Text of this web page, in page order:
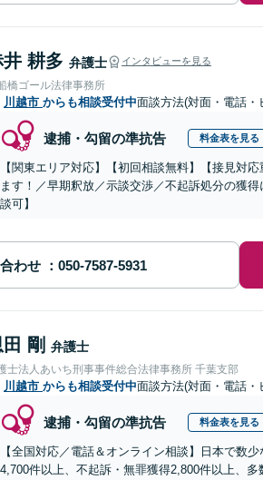
耕多 弁護士 インタビューを見る
橋ゴール法律事務所
川越市 からも相談受付中面談方法(対面・電話・
逮捕・勾留の準抗告 料金表を見る
【関東エリア対応】【初回相談無料】【接見対
ます！／早期釈放／示談交渉／不起訴処分の獲
談可】
わせ
田 剛 弁護士
士法人あいち刑事事件総合法律事務所 千葉支部
川越市 からも相談受付中面談方法(対面・電話・
逮捕・勾留の準抗告 料金表を見る
【全国対応／電話＆オンライン相談】日本で数
4,700件以上、不起訴・無罪獲得2,800件以上、